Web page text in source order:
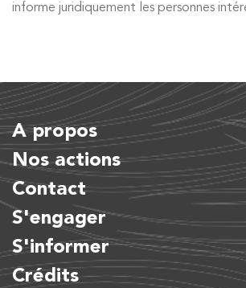
informe juridiquement les personnes
A propos
Nos actions
Contact
S'engager
S'informer
Crédits